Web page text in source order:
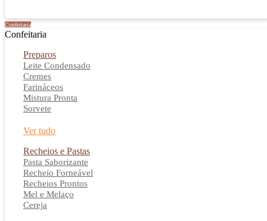
Confeitaria
Confeitaria
Preparos
Leite Condensado
Cremes
Farináceos
Mistura Pronta
Sorvete
Ver tudo
Recheios e Pastas
Pasta Saborizante
Recheio Forneável
Recheios Prontos
Mel e Melaço
Cereja